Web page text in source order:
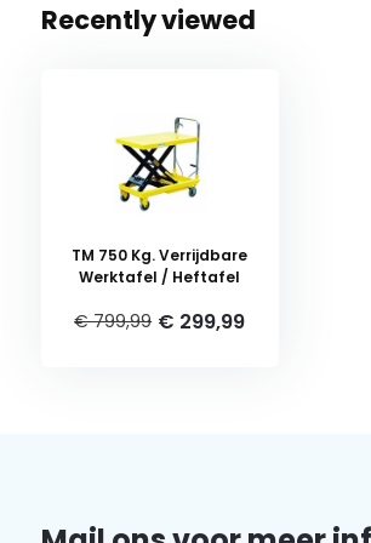
Recently viewed
TM 750 Kg. Verrijdbare
Werktafel / Heftafel
€ 799,99 € 299,99